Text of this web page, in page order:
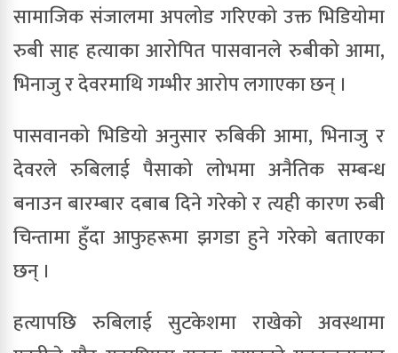
सामाजिक संजालमा अपलोड गरिएको उक्त भिडियोमा
रुबी साह हत्याका आरोपित पासवानले रुबीको आमा,
भिनाजु र देवरमाथि गम्भीर आरोप लगाएका छन् ।
पासवानको भिडियो अनुसार रुबिकी आमा, भिनाजु र
देवरले रुबिलाई पैसाको लोभमा अनैतिक सम्बन्ध
बनाउन बारम्बार दबाब दिने गरेको र त्यही कारण रुबी
चिन्तामा हुँदा आफुहरूमा झगडा हुने गरेको बताएका
छन् ।
हत्यापछि रुबिलाई सुटकेशमा राखेको अवस्थामा